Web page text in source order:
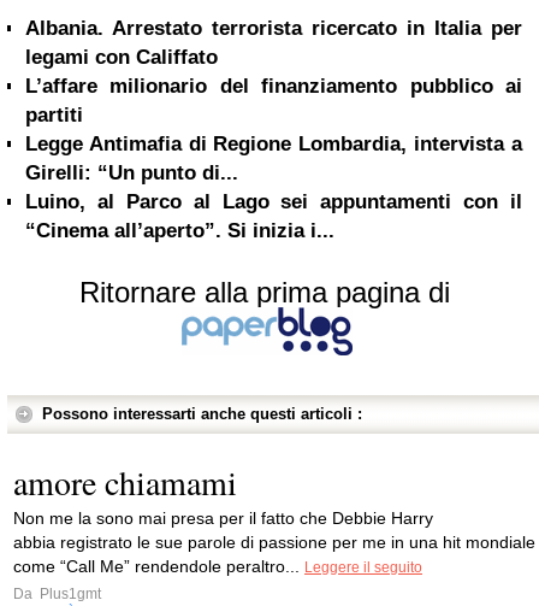
Albania. Arrestato terrorista ricercato in Italia per
legami con Califfato
L’affare milionario del finanziamento pubblico ai
partiti
Legge Antimafia di Regione Lombardia, intervista a
Girelli: “Un punto di...
Luino, al Parco al Lago sei appuntamenti con il
“Cinema all’aperto”. Si inizia i...
Ritornare alla prima pagina di
Possono interessarti anche questi articoli :
amore chiamami
Non me la sono mai presa per il fatto che Debbie Harry
abbia registrato le sue parole di passione per me in una hit mondiale
come “Call Me” rendendole peraltro...
Leggere il seguito
Da Plus1gmt